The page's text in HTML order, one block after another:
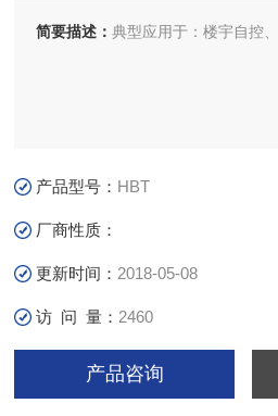
简要描述：典型应用于：楼宇自控
产品型号： HBT
厂商性质：
更新时间： 2018-05-08
访 问 量： 2460
产品咨询